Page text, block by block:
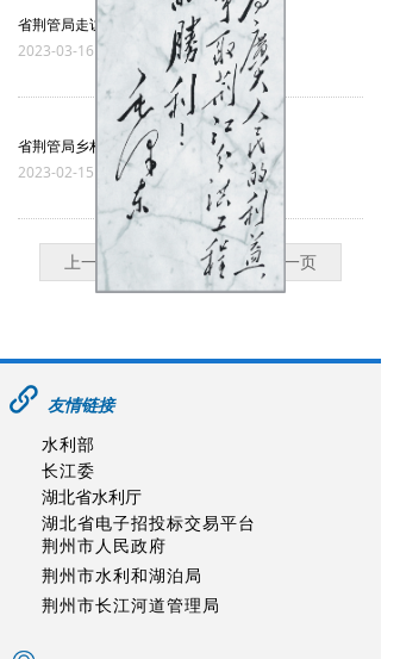
省荆管局走访调研乡村振兴工作
2023-03-16
省荆管局乡村振兴驻村工作获通报表扬
2023-02-15
上一页 下一页
1 1
友情链接
水利部
长江委
湖北省水利厅
湖北省电子招投标交易平台
荆州市人民政府
荆州市水利和湖泊局
荆州市长江河道管理局